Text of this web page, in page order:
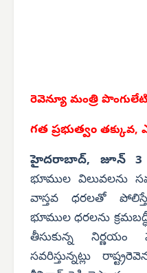
రెవెన్యూ మంత్రి పొంగులేటి
గత ప్రభుత్వం తక్కువ,
హైదరాబాద్, జూన్ 3
భూముల విలువలను
వాస్తవ ధరలతో పోలిస్తే
భూముల ధరలను
తీసుకున్న
సవరిస్తున్నట్లు